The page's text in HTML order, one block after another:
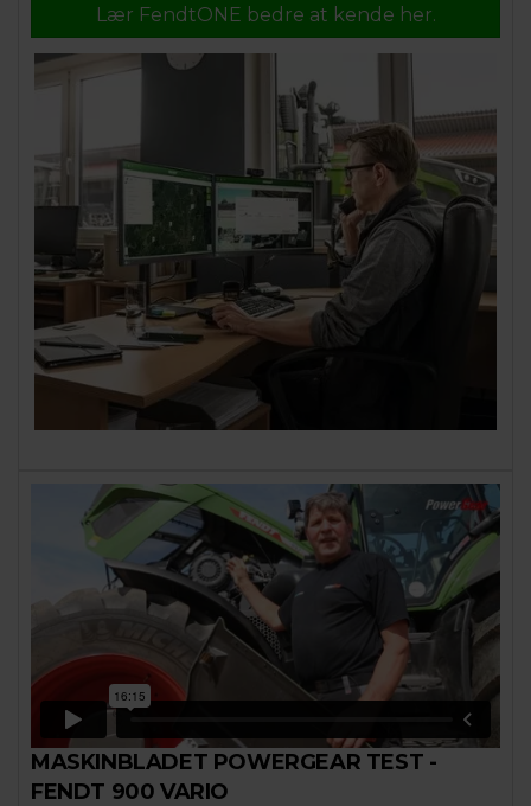
Lær FendtONE bedre at kende her.
MASKINBLADET POWERGEAR TEST -
FENDT 900 VARIO